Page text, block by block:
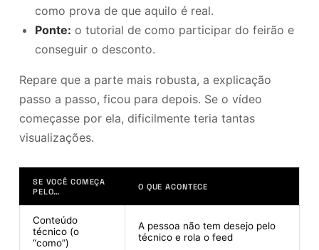
como prova de que aquilo é real.
Ponte: o tutorial de como participar do feirão e
conseguir o desconto.
Repare que a parte mais robusta, a explicação
passo a passo, ficou para depois. Se o vídeo
começasse por ela, dificilmente teria tantas
visualizações.
SE VOCÊ COMEÇA
PELO…
O QUE ACONTECE
Conteúdo
técnico (o
“como”)
A pessoa não tem desejo pelo
técnico e rola o feed